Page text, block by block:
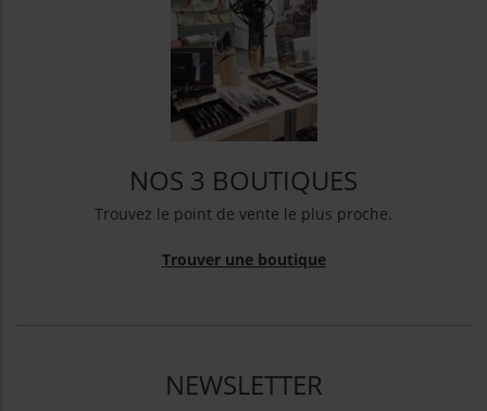
NOS 3 BOUTIQUES
Trouvez le point de vente le plus proche.
Trouver une boutique
NEWSLETTER